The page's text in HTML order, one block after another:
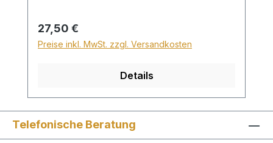
Ausland beträgt der Sperrgutzuschlag
30€.
Regulärer Preis:
27,50 €
Preise inkl. MwSt. zzgl. Versandkosten
Details
Telefonische Beratung